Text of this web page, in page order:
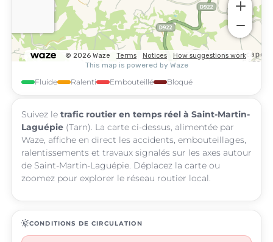
Fluide Ralenti Embouteillé Bloqué
Suivez le trafic routier en temps réel à Saint-Martin-
Laguépie (Tarn). La carte ci-dessus, alimentée par
Waze, affiche en direct les accidents, embouteillages,
ralentissements et travaux signalés sur les axes autour
de Saint-Martin-Laguépie. Déplacez la carte ou
zoomez pour explorer le réseau routier local.
routineCONDITIONS DE CIRCULATION